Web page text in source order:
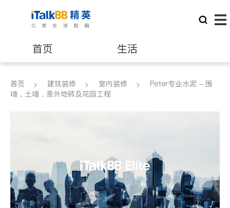
首页 生活
医生 律师
建筑装修
首页 建筑装修 室内装修
Peter专业水泥 - 围
墙，土墙，是外地砖及花园工程